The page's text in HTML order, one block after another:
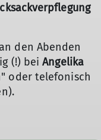
den Abenden
(!) beiAngelika
oder telefonisch